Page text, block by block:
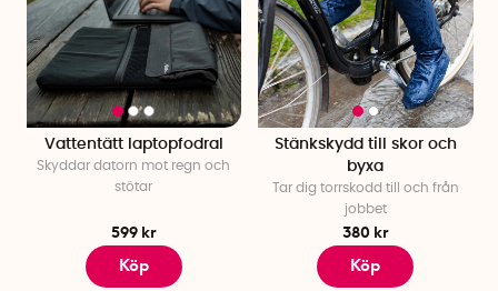
Vattentätt laptopfodral
Skyddar datorn mot regn och
stötar
599 kr
Köp
Stänkskydd till skor och
byxa
Tar dig torrskodd till och från
jobbet
380 kr
Köp